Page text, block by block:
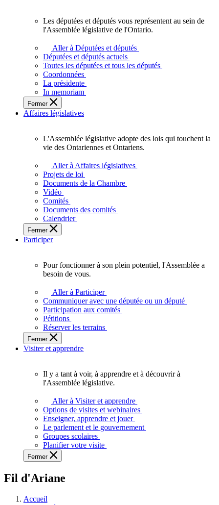
députés
vous
représentent
sein
de
l'Assemblée
législative
l'Ontario.
Les députées et députés vous représentent au sein de
l'Assemblée législative de l'Ontario.
Aller à Députées et députés
Députées et députés actuels
Toutes les députées et tous les députés
Coordonnées
La présidente
In memoriam
Fermer
Affaires législatives
L'Assemblée
adopte
touchent
des
Ontariennes
et
L'Assemblée législative adopte des lois qui touchent la
vie des Ontariennes et Ontariens.
Aller à Affaires législatives
Projets de loi
Documents de la Chambre
Vidéo
Comités
Documents des comités
Calendrier
Fermer
Participer
plein
potentiel,
l'Assemblée
a
besoin
de
Pour fonctionner à son plein potentiel, l'Assemblée a
besoin de vous.
Aller à Participer
Communiquer avec une députée ou un député
Participation aux comités
Pétitions
Réserver les terrains
Fermer
Visiter et apprendre
voir,
apprendre
et
à
à
législative.
Il y a tant à voir, à apprendre et à découvrir à
l'Assemblée législative.
Aller à Visiter et apprendre
Options de visites et webinaires
Enseigner, apprendre et jouer
Le parlement et le gouvernement
Groupes scolaires
Planifier votre visite
Fermer
Fil d'Ariane
Accueil